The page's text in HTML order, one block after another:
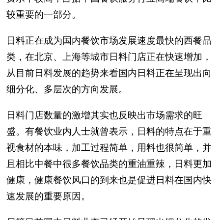
较重要的一部分。
日料正在成为国内餐饮市场发展速度最快的西餐品
类，在北京、上海等城市日料门店正在快速增加，
从目前日料发展的趋势来看国内日料正在呈现出向
细分化、多层次的方向发展。
日料门店数量的激增其实也反映出市场需求的旺
盛。有餐饮业内人士就曾表示，日料的特点在于重
视食材的本味，加工过程简单，用料也很简单，并
且相比中餐中很多餐饮品类的重油重辣，日料更加
健康，健康餐饮风口的到来也是促进日料在国内快
速发展的重要原因。